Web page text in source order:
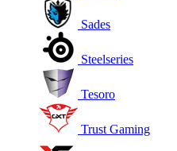
Sades
Steelseries
Tesoro
Trust Gaming